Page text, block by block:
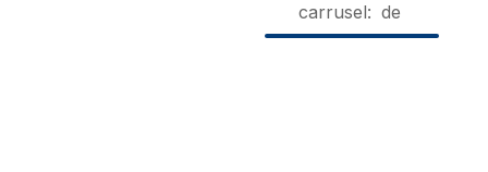
carrusel: de